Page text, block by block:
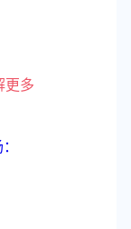
更多